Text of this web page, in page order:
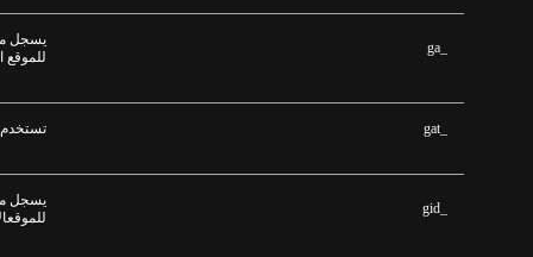
_ga
يسجل
للموقع
_gat
_gid
يسجل